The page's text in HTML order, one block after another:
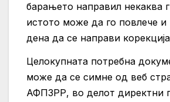
барањето направил некаква
истото може да го повлече
дена да се направи
Целокупната потребна
може да се симне од веб
АФПЗРР, во делот директни